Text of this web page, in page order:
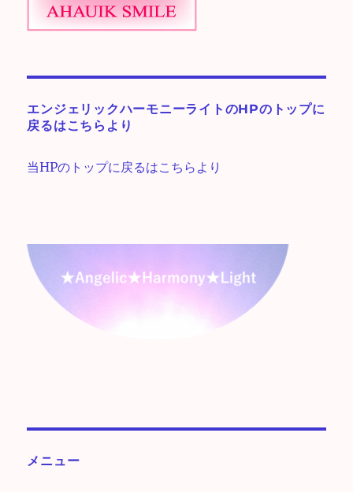
エンジェリックハーモニーライトのHPのトップに
戻るはこちらより
当HPのトップに戻るはこちらより
メニュー